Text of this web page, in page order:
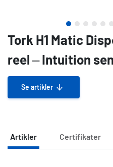
Tork H1 Matic
reel – Intuition
Se artikler
Artikler Certifikater